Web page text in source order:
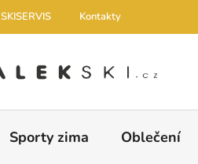
SKISERVIS Kontakty
Sporty zima Oblečení